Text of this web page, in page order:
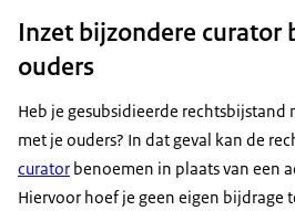
Inzet bijzondere curator
ouders
Heb je gesubsidieerde
met je ouders? In dat geval kan de
curator benoemen in plaats van een
Hiervoor hoef je geen eigen bijdrage